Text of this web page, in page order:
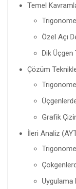
Temel
Özel Açı
Dik
Çözüm
Grafik
İleri Analiz
Uygulama